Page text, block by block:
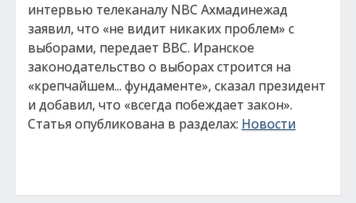
интервью телеканалу NBC Ахмадинежад
заявил, что «не видит никаких проблем» с
выборами, передает BBC. Иранское
законодательство о выборах строится на
«крепчайшем... фундаменте», сказал президент
и добавил, что «всегда побеждает закон».
Статья опубликована в разделах: Новости